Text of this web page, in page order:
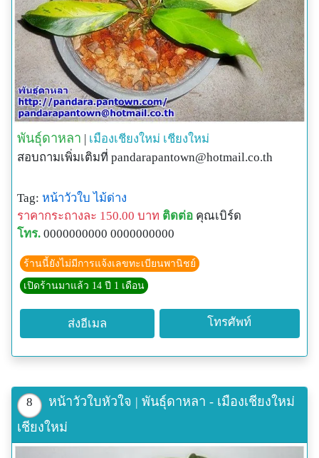
พันธุ์ดาหลา เมืองเชียงใหม่ เชียงใหม่
สอบถามเพิ่มเติมที่ pandarapantown@hotmail.co.th
Tag: หน้าวัวใบ ไม้ด่าง
ราคากระถางละ 150.00 บาท ติดต่อ คุณเบิร์ด
โทร. 0000000000 0000000000
ร้านนี้ยังไม่มีการแจ้งเลขทะเบียนพานิชย์
เปิดร้านมาแล้ว 14 ปี 1 เดือน
ส่งอีเมล โทรศัพท์
8
หน้าวัวใบหัวใจ | พันธุ์ดาหลา - เมืองเชียงใหม่
เชียงใหม่